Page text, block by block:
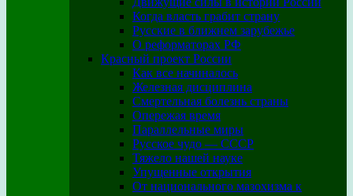
Когда власть грабит страну
Русские в ближнем зарубежье
О реформаторах РФ
Красный проект России
Как все начиналось
Железная дисциплина
Смертельная болезнь страны
Опережая время
Параллельные миры
Русское чудо — СССР
Тяжело нашей науке
Упущенные открытия
От национального мазохизма к